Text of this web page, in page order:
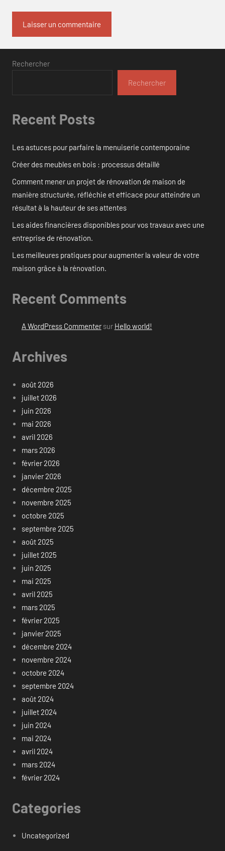
Rechercher
Rechercher
Recent Posts
Les astuces pour parfaire la menuiserie contemporaine
Créer des meubles en bois : processus détaillé
Comment mener un projet de rénovation de maison de
manière structurée, réfléchie et efficace pour atteindre un
résultat à la hauteur de ses attentes
Les aides financières disponibles pour vos travaux avec une
entreprise de rénovation.
Les meilleures pratiques pour augmenter la valeur de votre
maison grâce à la rénovation.
Recent Comments
A WordPress Commentersur Hello world!
Archives
août 2026
juillet 2026
juin 2026
mai 2026
avril 2026
mars 2026
février 2026
janvier 2026
décembre 2025
novembre 2025
octobre 2025
septembre 2025
août 2025
juillet 2025
juin 2025
mai 2025
avril 2025
mars 2025
février 2025
janvier 2025
décembre 2024
novembre 2024
octobre 2024
septembre 2024
août 2024
juillet 2024
juin 2024
mai 2024
avril 2024
mars 2024
février 2024
Categories
Uncategorized